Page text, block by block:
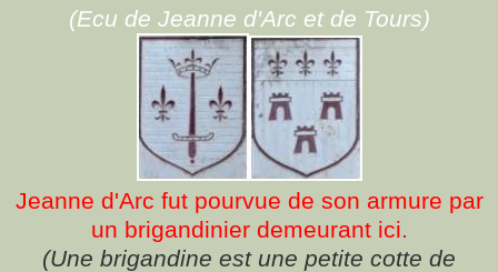
(Ecu de Jeanne d'Arc et de Tours)
Jeanne d'Arc fut pourvue de son armure par
un brigandinier demeurant ici.
(Une brigandine est une petite cotte de